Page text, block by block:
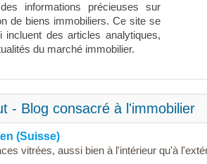
informations précieuses sur
de biens immobiliers. Ce site se
des articles analytiques,
du marché immobilier.
- Blog consacré à l'immobilier
(Suisse)
vitrées, aussi bien à l'intérieur qu'à